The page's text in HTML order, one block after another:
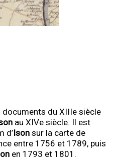
documents du XIIIe siècle
au XIVe siècle. Il est
d’Ison sur la carte de
entre 1756 et 1789, puis
en 1793 et 1801.